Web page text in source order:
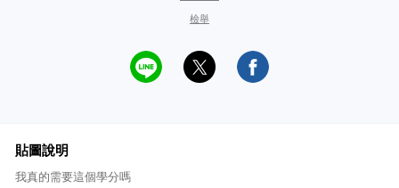
檢舉
貼圖說明
我真的需要這個學分嗎